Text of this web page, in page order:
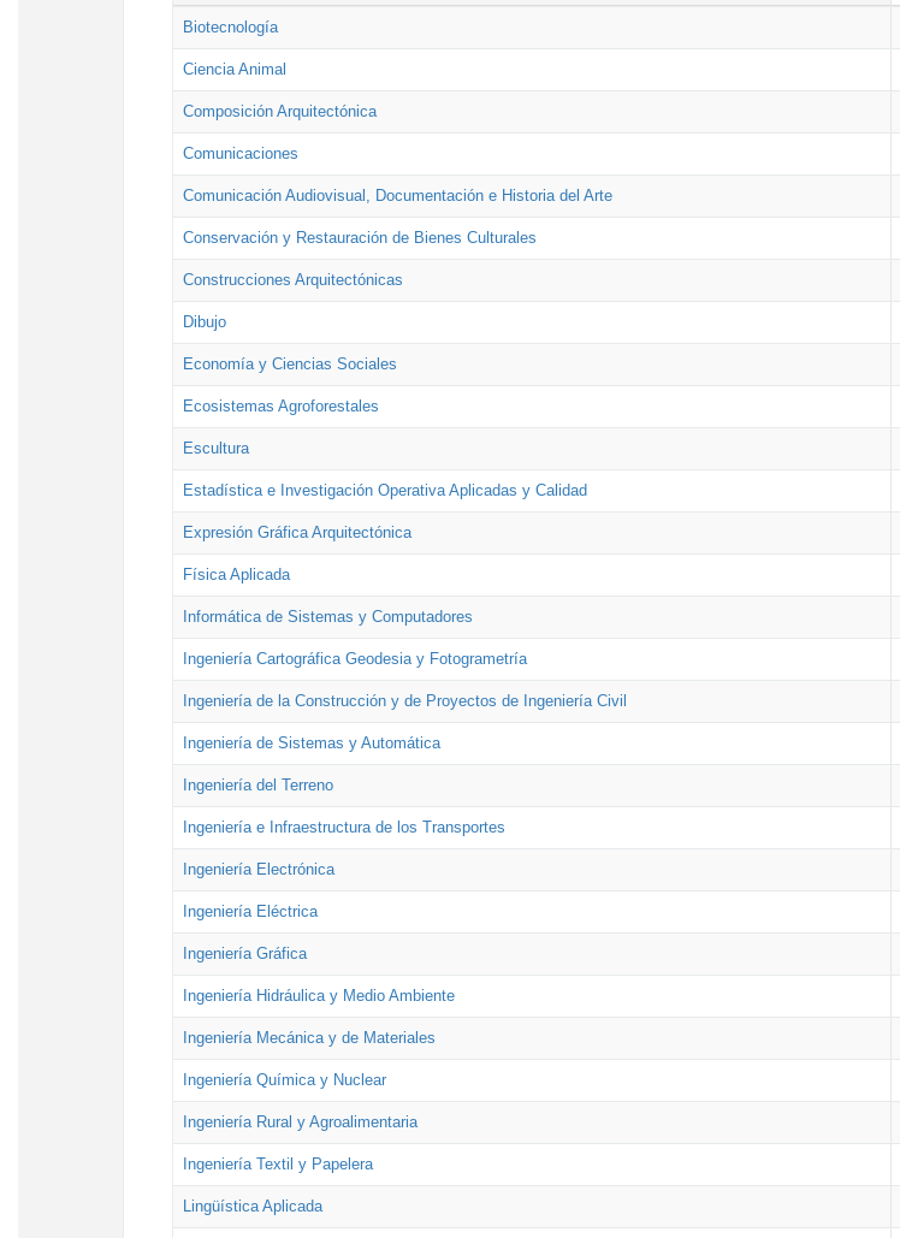
Biotecnología
Ciencia Animal
Composición Arquitectónica
Comunicaciones
Comunicación Audiovisual, Documentación e Historia del Arte
Conservación y Restauración de Bienes Culturales
Construcciones Arquitectónicas
Dibujo
Economía y Ciencias Sociales
Ecosistemas Agroforestales
Escultura
Estadística e Investigación Operativa Aplicadas y Calidad
Expresión Gráfica Arquitectónica
Física Aplicada
Informática de Sistemas y Computadores
Ingeniería Cartográfica Geodesia y Fotogrametría
Ingeniería de la Construcción y de Proyectos de Ingeniería Civil
Ingeniería de Sistemas y Automática
Ingeniería del Terreno
Ingeniería e Infraestructura de los Transportes
Ingeniería Electrónica
Ingeniería Eléctrica
Ingeniería Gráfica
Ingeniería Hidráulica y Medio Ambiente
Ingeniería Mecánica y de Materiales
Ingeniería Química y Nuclear
Ingeniería Rural y Agroalimentaria
Ingeniería Textil y Papelera
Lingüística Aplicada